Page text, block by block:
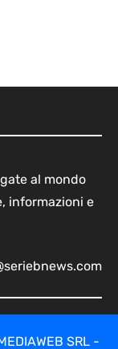
al mondo
informazioni e
SRL -